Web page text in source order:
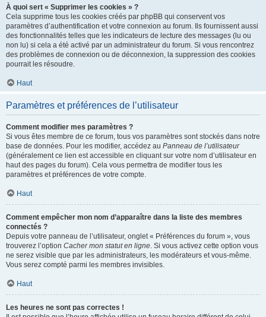
À quoi sert « Supprimer les cookies » ?
Cela supprime tous les cookies créés par phpBB qui conservent vos
paramètres d’authentification et votre connexion au forum. Ils fournissent aussi
des fonctionnalités telles que les indicateurs de lecture des messages (lu ou
non lu) si cela a été activé par un administrateur du forum. Si vous rencontrez
des problèmes de connexion ou de déconnexion, la suppression des cookies
pourrait les résoudre.
Haut
Paramètres et préférences de l’utilisateur
Comment modifier mes paramètres ?
Si vous êtes membre de ce forum, tous vos paramètres sont stockés dans notre
base de données. Pour les modifier, accédez au Panneau de l’utilisateur
(généralement ce lien est accessible en cliquant sur votre nom d’utilisateur en
haut des pages du forum). Cela vous permettra de modifier tous les
paramètres et préférences de votre compte.
Haut
Comment empêcher mon nom d’apparaître dans la liste des membres
connectés ?
Depuis votre panneau de l’utilisateur, onglet « Préférences du forum », vous
trouverez l’option Cacher mon statut en ligne. Si vous activez cette option vous
ne serez visible que par les administrateurs, les modérateurs et vous-même.
Vous serez compté parmi les membres invisibles.
Haut
Les heures ne sont pas correctes !